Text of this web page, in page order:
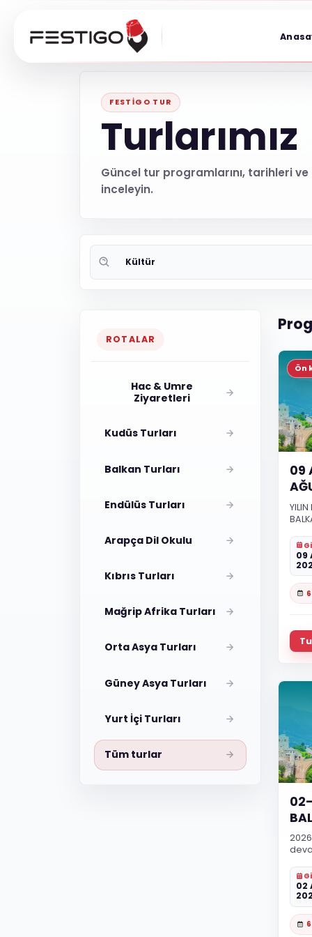
FESTIGO TUR
Turlarımız
Güncel tur programlarını, tarihleri
inceleyin.
ROTALAR
Hac & Umre
Ziyaretleri
Kudüs Turları
Balkan Turları
Endülüs Turları
Arapça Dil Okulu
Kıbrıs Turları
Mağrip Afrika Turları
Orta Asya Turları
Güney Asya Turları
Yurt İçi Turları
Tüm turlar
Ön
09
YILIN
09
2026
02